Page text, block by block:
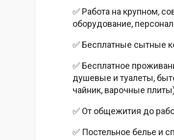
✅ Работа на крупном,
оборудование,
✅ Бесплатные сытные
✅ Бесплатное
душевые и туалеты,
чайник, варочные
✅ От общежития до
✅ Постельное белье и